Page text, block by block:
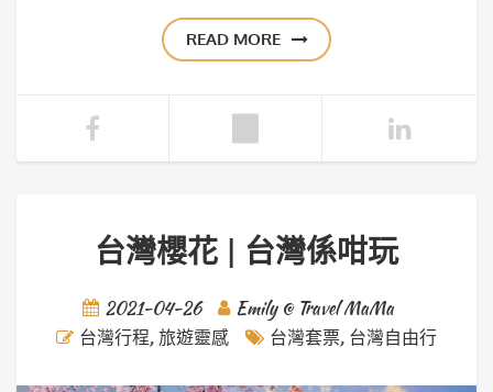
READ MORE
台灣櫻花 | 台灣係咁玩
2021-04-26
Emily @ Travel MaMa
台灣行程,旅遊靈感 台灣套票, 台灣自由行